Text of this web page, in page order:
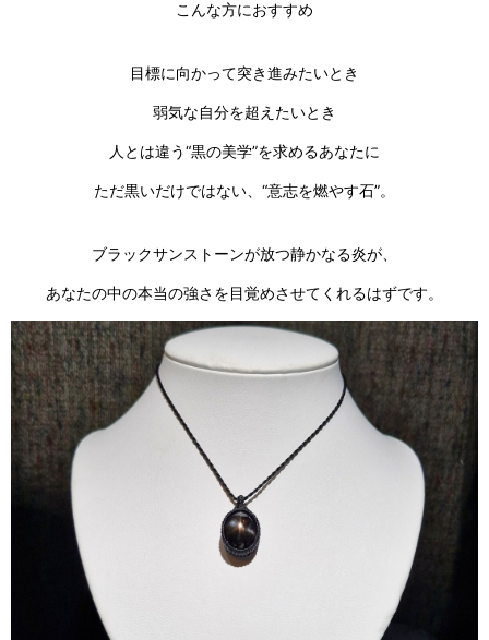
こんな方におすすめ
目標に向かって突き進みたいとき
弱気な自分を超えたいとき
人とは違う“黒の美学”を求めるあなたに
ただ黒いだけではない、“意志を燃やす石”。
ブラックサンストーンが放つ静かなる炎が、
あなたの中の本当の強さを目覚めさせてくれるはずです。